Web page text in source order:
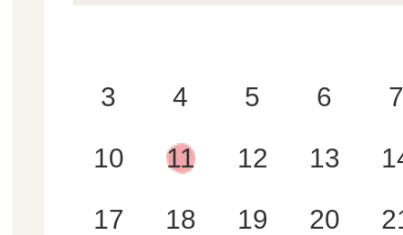
3 4 5 6 7
10 11 12 13
17 18 19 20